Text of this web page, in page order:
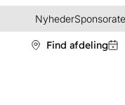
Nyheder
Find afdeling